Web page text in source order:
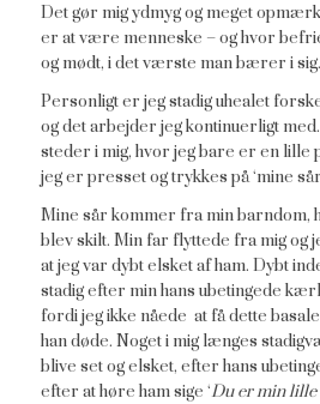
Det gør mig ydmyg og meget
er at være menneske – og hvor
og mødt, i det værste man bærer i sig.
Personligt er jeg stadig uhealet
og det arbejder jeg kontinuerligt
steder i mig, hvor jeg bare er en lille
jeg er presset og trykkes på ‘mine
Mine sår kommer fra min
blev skilt. Min far flyttede fra mig og
at jeg var dybt elsket af ham. Dybt
stadig efter min hans ubetingede
fordi jeg ikke nåede at få dette
han døde. Noget i mig længes
blive set og elsket, efter hans
efter at høre ham sige ‘Du er min lille